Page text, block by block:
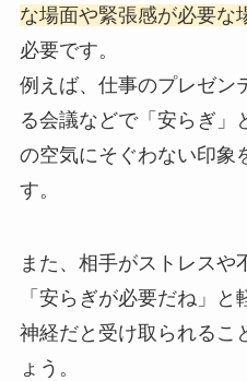
な場面や緊張感が必要な
必要です。
例えば、仕事のプレゼン
る会議などで「安らぎ」
の空気にそぐわない印象
す。
また、相手がストレスや
「安らぎが必要だね」
神経だと受け取られるこ
ょう。